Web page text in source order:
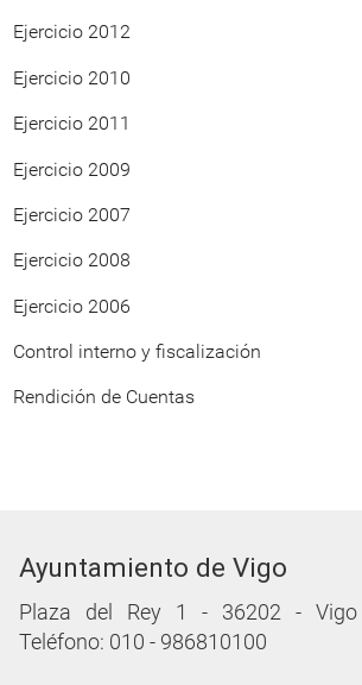
Ejercicio 2012
Ejercicio 2010
Ejercicio 2011
Ejercicio 2009
Ejercicio 2007
Ejercicio 2008
Ejercicio 2006
Control interno y fiscalización
Rendición de Cuentas
Ayuntamiento de Vigo
Plaza del Rey 1 - 36202 - Vigo
Teléfono: 010 - 986810100